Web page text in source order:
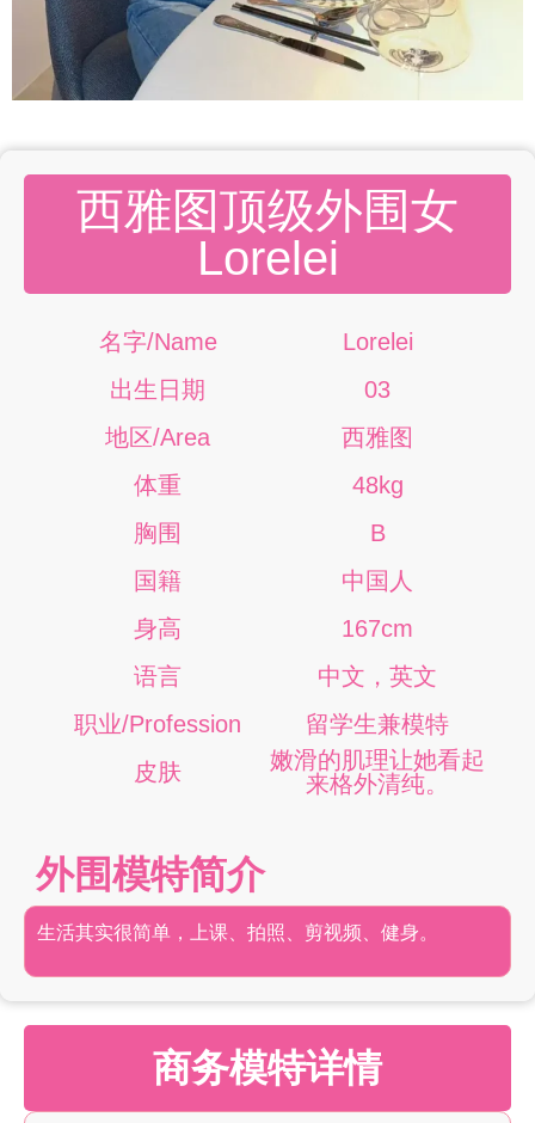
西雅图顶级外围女
Lorelei
名字/Name
Lorelei
出生日期
03
地区/Area
西雅图
体重
48kg
胸围
B
国籍
中国人
身高
167cm
语言
中文，英文
职业/Profession
留学生兼模特
皮肤
嫩滑的肌理让她看起
来格外清纯。
外围模特简介
生活其实很简单，上课、拍照、剪视频、健身。
商务模特详情